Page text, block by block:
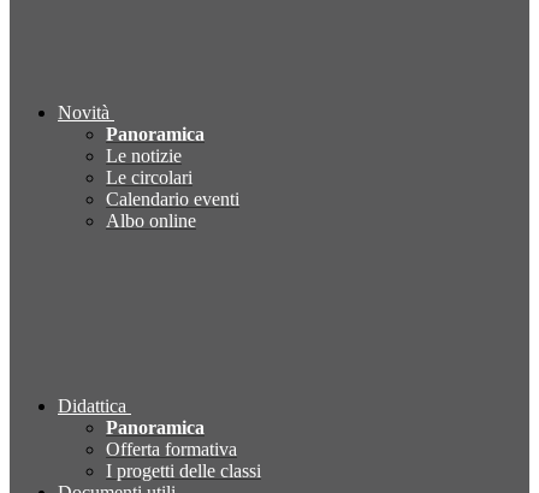
Novità
Panoramica
Le notizie
Le circolari
Calendario eventi
Albo online
Didattica
Panoramica
Offerta formativa
I progetti delle classi